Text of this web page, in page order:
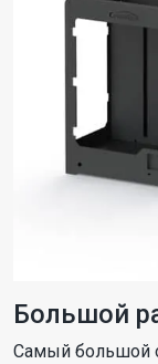
Большой
Самый большой